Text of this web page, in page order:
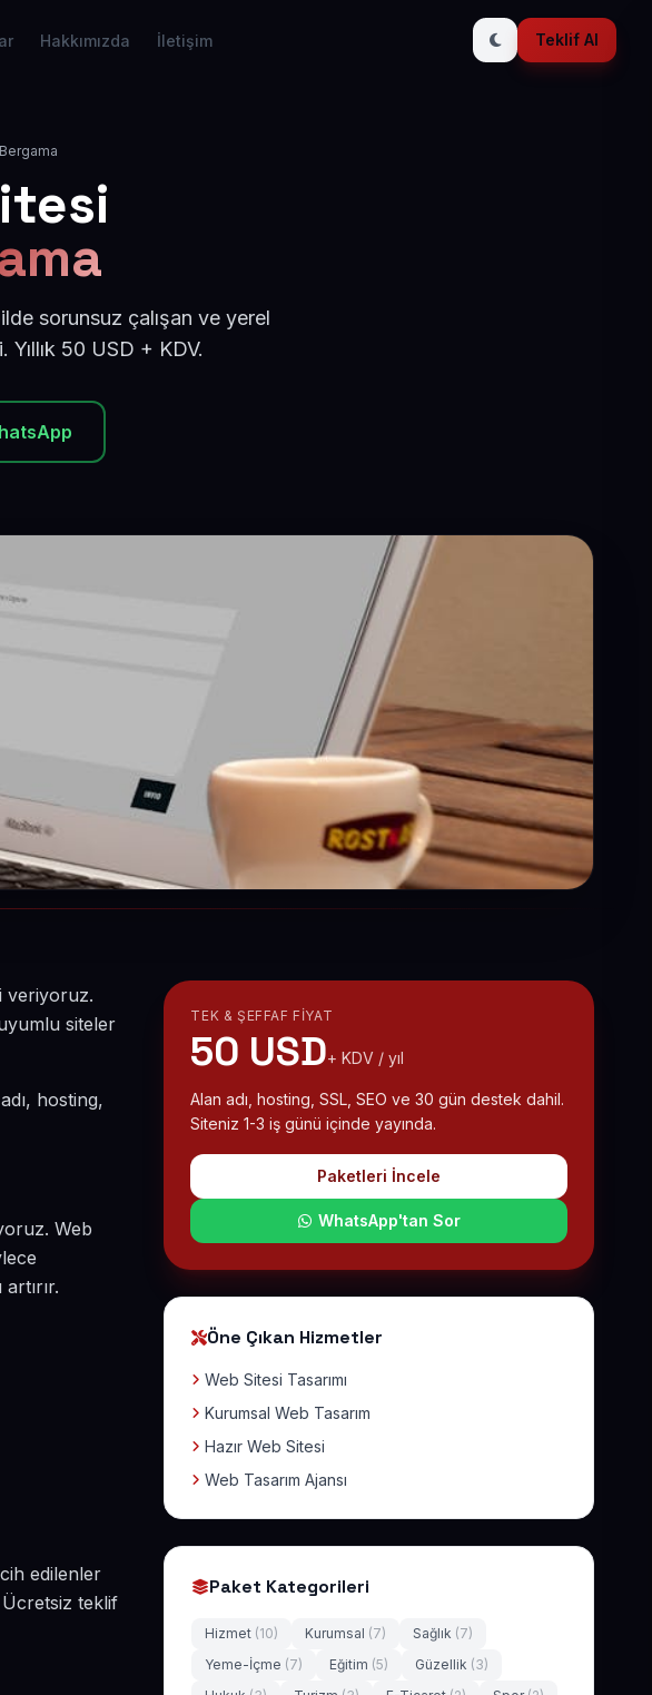
Hakkımızda İletişim Teklif Al
sorunsuz çalışan ve yerel
50 USD + KDV.
veriyoruz.
siteler
hosting,
Web
edilenler
Ücretsiz teklif
TEK & ŞEFFAF FIYAT
50 USD+ KDV / yıl
Alan adı, hosting, SSL, SEO ve 30 gün destek dahil.
Siteniz 1-3 iş günü içinde yayında.
Paketleri İncele
WhatsApp'tan Sor
Öne Çıkan Hizmetler
Web Sitesi Tasarımı
Kurumsal Web Tasarım
Hazır Web Sitesi
Web Tasarım Ajansı
Paket Kategorileri
Hizmet (10) Kurumsal (7) Sağlık (7)
Yeme-İçme (7) Eğitim (5) Güzellik (3)